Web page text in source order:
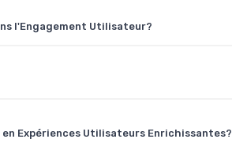
l'Engagement Utilisateur?
Expériences Utilisateurs Enrichissantes?